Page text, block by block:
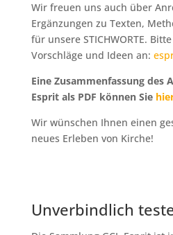
Wir freuen uns auch über
Ergänzungen zu Texten,
für unsere STICHWORTE.
Vorschläge und Ideen an:
Eine Zusammenfassung des
Esprit als PDF können Sie
Wir wünschen Ihnen einen
neues Erleben von Kirche!
Unverbindlich